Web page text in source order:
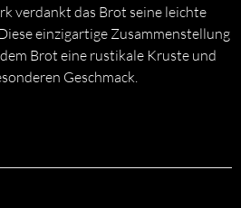
verdankt das Brot seine leichte
einzigartige Zusammenstellung
Brot eine rustikale Kruste und
Geschmack.